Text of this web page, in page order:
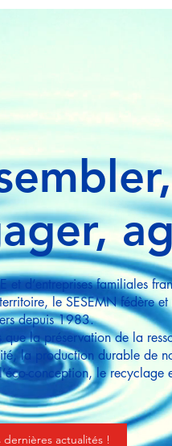
et d’entreprises familiales
le SESEMN fédère et
depuis 1983.
que la préservation de la
la production durable de
conception, le recyclage
dernières actualités !